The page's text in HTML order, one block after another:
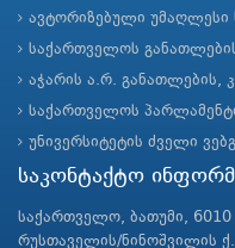
ავტორიზებული უმაღლესი
საქართველოს
აჭარის ა.რ. განათლების,
საქართველოს
უნივერსიტეტის ძველი
საკონტაქტო
საქართველო, ბათუმი, 6010
რუსთაველის/ნინოშვილის